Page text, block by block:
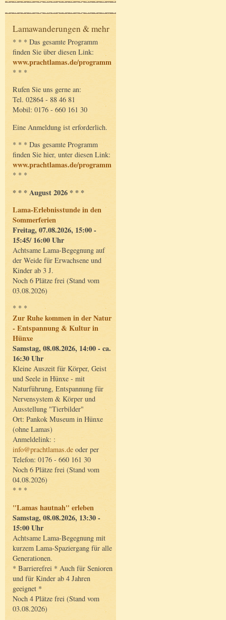
Lamawanderungen & mehr
* * * Das gesamte Programm
finden Sie über diesen Link:
www.prachtlamas.de/programm
* * *
Rufen Sie uns gerne an:
Tel. 02864 - 88 46 81
Mobil: 0176 - 660 161 30
Eine Anmeldung ist erforderlich.
* * * Das gesamte Programm
finden Sie hier, unter diesen Link:
www.prachtlamas.de/programm
* * *
* * * August 2026 * * *
Lama-Erlebnisstunde in den
Sommerferien
Freitag, 07.08.2026, 15:00 -
15:45/ 16:00 Uhr
Achtsame Lama-Begegnung auf
der Weide für Erwachsene und
Kinder ab 3 J.
Noch 6 Plätze frei (Stand vom
03.08.2026)
* * *
Zur Ruhe kommen in der Natur
- Entspannung & Kultur in
Hünxe
Samstag, 08.08.2026, 14:00 - ca.
16:30 Uhr
Kleine Auszeit für Körper, Geist
und Seele in Hünxe - mit
Naturführung, Entspannung für
Nervensystem & Körper und
Ausstellung "Tierbilder"
Ort: Pankok Museum in Hünxe
(ohne Lamas)
Anmeldelink: :
info@prachtlamas.de oder per
Telefon: 0176 - 660 161 30
Noch 6 Plätze frei (Stand vom
04.08.2026)
* * *
"Lamas hautnah" erleben
Samstag, 08.08.2026, 13:30 -
15:00 Uhr
Achtsame Lama-Begegnung mit
kurzem Lama-Spaziergang für alle
Generationen.
* Barrierefrei * Auch für Senioren
und für Kinder ab 4 Jahren
geeignet *
Noch 4 Plätze frei (Stand vom
03.08.2026)